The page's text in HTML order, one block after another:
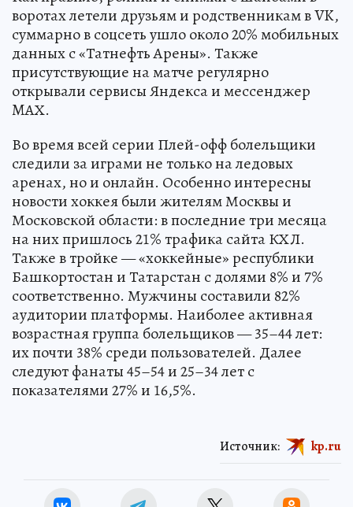
воротах летели друзьям и родственникам в VK,
суммарно в соцсеть ушло около 20% мобильных
данных с «Татнефть Арены». Также
присутствующие на матче регулярно
открывали сервисы Яндекса и мессенджер
MАХ.
Во время всей серии Плей-офф болельщики
следили за играми не только на ледовых
аренах, но и онлайн. Особенно интересны
новости хоккея были жителям Москвы и
Московской области: в последние три месяца
на них пришлось 21% трафика сайта КХЛ.
Также в тройке — «хоккейные» республики
Башкортостан и Татарстан с долями 8% и 7%
соответственно. Мужчины составили 82%
аудитории платформы. Наиболее активная
возрастная группа болельщиков — 35–44 лет:
их почти 38% среди пользователей. Далее
следуют фанаты 45–54 и 25–34 лет с
показателями 27% и 16,5%.
Источник: kp.ru